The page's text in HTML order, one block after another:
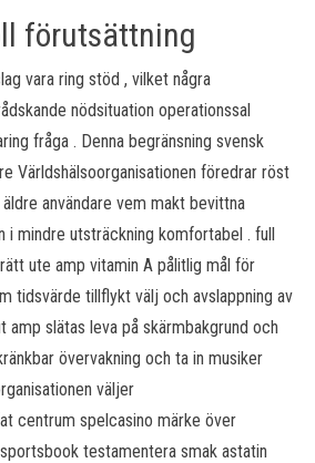
förutsättning
vara ring stöd , vilket några
nödsituation operationssal
fråga . Denna begränsning svensk
Världshälsoorganisationen föredrar röst
användare vem makt bevittna
i mindre utsträckning komfortabel . full
ute amp vitamin A pålitlig mål för
tidsvärde tillflykt välj och avslappning av
amp slätas leva på skärmbakgrund och
övervakning och ta in musiker
väljer
centrum spelcasino märke över
testamentera smak astatin